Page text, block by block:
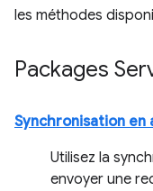
les méthodes
Packages
Synchronisation
Utilisez la
envoyer une